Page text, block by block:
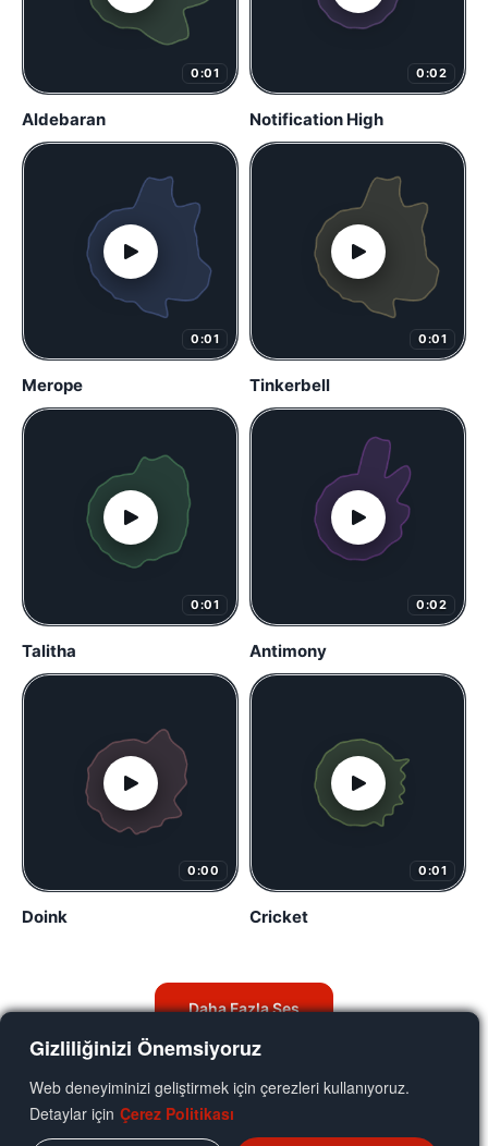
Gizliliğinizi Önemsiyoruz
Web deneyiminizi geliştirmek için çerezleri kullanıyoruz.
Detaylar için Çerez Politikası
0:01
Aldebaran
0:02
Notification High
0:01
Merope
0:01
Tinkerbell
0:01
Talitha
0:02
Antimony
0:00
Doink
0:01
Cricket
Daha Fazla Ses